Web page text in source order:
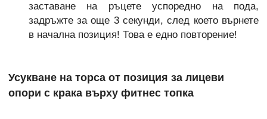
заставане на ръцете успоредно на пода,
задръжте за още 3 секунди, след което върнете
в начална позиция! Това е едно повторение!
Усукване на торса от позиция за лицеви
опори с крака върху фитнес топка